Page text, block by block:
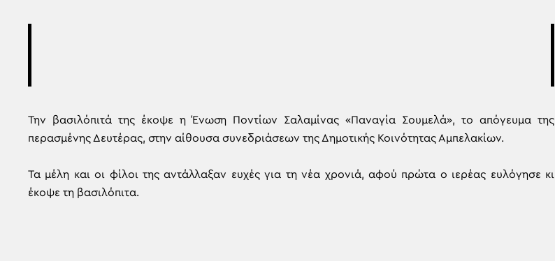
Την βασιλόπιτά της έκοψε η Ένωση Ποντίων Σαλαμίνας «Παναγία Σουμελά», το απόγευμα της
περασμένης Δευτέρας, στην αίθουσα συνεδριάσεων της Δημοτικής Κοινότητας Αμπελακίων.
Τα μέλη και οι φίλοι της αντάλλαξαν ευχές για τη νέα χρονιά, αφού πρώτα ο ιερέας ευλόγησε κι
έκοψε τη βασιλόπιτα.